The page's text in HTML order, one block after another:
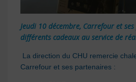
Jeudi 10 décembre, Carrefour et
différents cadeaux au service de
La direction du CHU remercie
Carrefour et ses partenaires :